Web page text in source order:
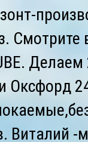
Смотрите
Оксфорд
Виталий -